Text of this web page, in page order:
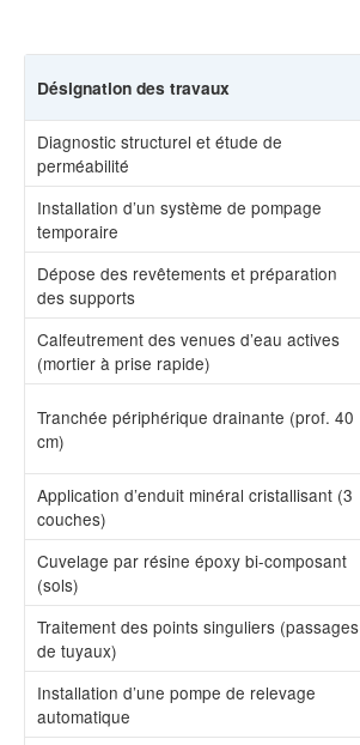
Désignation des travaux
Diagnostic structurel et étude de
perméabilité
Installation d’un système de pompage
temporaire
Dépose des revêtements et préparation
des supports
Calfeutrement des venues d’eau actives
(mortier à prise rapide)
Tranchée périphérique drainante (prof. 40
cm)
Application d’enduit minéral cristallisant (3
couches)
Cuvelage par résine époxy bi-composant
(sols)
Traitement des points singuliers (passages
de tuyaux)
Installation d’une pompe de relevage
automatique